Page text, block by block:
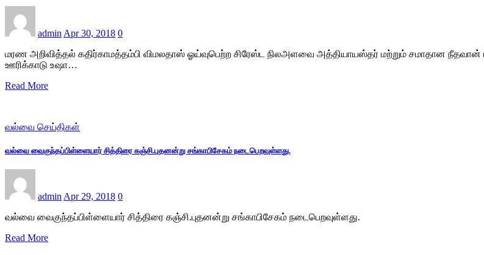
admin Apr 30, 2018 0
மரண அறிவித்தல் கதிர்காமத்தம்பி விமலதாஸ் ஓய்வுபெற்ற சிரேஸ்ட நிலஅளவை அத்தியாயஸ்தர் மற்றும் சமாதான நீதவான்
ஊரிக்காடு உஷா…
Read More
வல்வை செய்திகள்
வல்வை வைகுந்தப்பிள்ளையார் சித்திரை கஞ்சி.புதனன்று சங்காபிசேகம் நடைபெறவுள்ளது.
admin Apr 29, 2018 0
வல்வை வைகுந்தப்பிள்ளையார் சித்திரை கஞ்சி.புதனன்று சங்காபிசேகம் நடைபெறவுள்ளது.
Read More